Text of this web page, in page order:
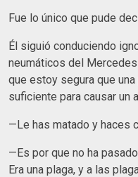
Fue lo único que pude
Él siguió conduciendo
neumáticos del
que estoy segura que
suficiente para causar un
—Le has matado y haces
—Es por que no ha
Era una plaga, y a las